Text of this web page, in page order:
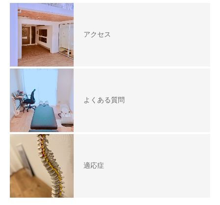
アクセス
よくある質問
適応症